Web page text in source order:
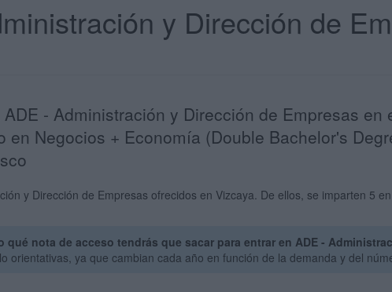
y Dirección de
- Administración y Dirección de Empresas en
Negocios + Economía (Double Bachelor's
y Dirección de Empresas ofrecidos en Vizcaya. De ellos, se imparten 5
nota de acceso tendrás que sacar para entrar en ADE -
orientativas, ya que cambian cada año en función de la demanda y del